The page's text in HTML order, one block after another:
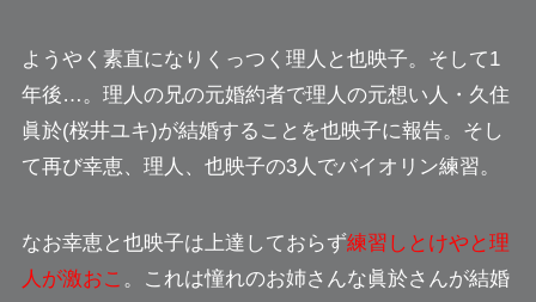
ようやく素直になりくっつく理人と也映子。そして1
年後…。理人の兄の元婚約者で理人の元想い人・久住
眞於(桜井ユキ)が結婚することを也映子に報告。そし
て再び幸恵、理人、也映子の3人でバイオリン練習。
なお幸恵と也映子は上達しておらず練習しとけやと理
人が激おこ 。これは憧れのお姉さんな眞於さんが結婚